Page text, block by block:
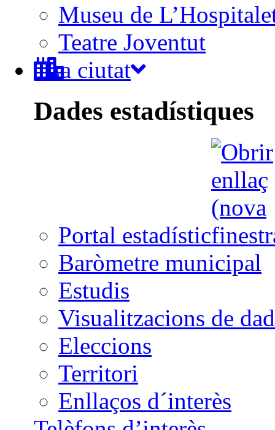
Museu de
Teatre Joventut
La ciutat
Dades estadístiques
Portal estadístic
Baròmetre municipal
Estudis
Visualitzacions de
Eleccions
Territori
Enllaços d´interès